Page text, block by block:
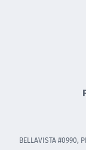
BELLAVISTA #0990,